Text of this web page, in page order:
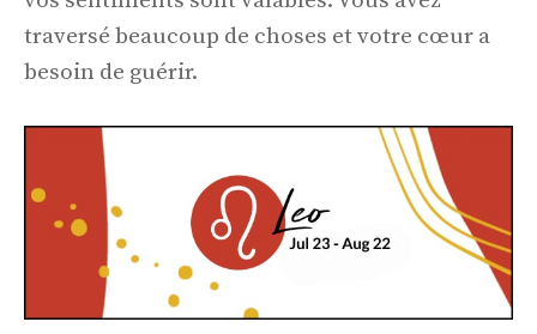
traversé beaucoup de choses et votre cœur a
besoin de guérir.